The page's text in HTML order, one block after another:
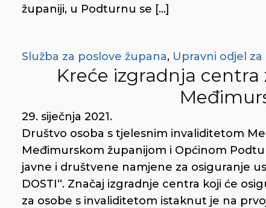
županiji, u Podturnu se […]
Služba za poslove župana, Upravni odjel
Kreće izgradnja
29. siječnja 2021.
Društvo osoba s tjelesnim invaliditetom
Međimurskom županijom i Općinom
javne i društvene namjene za osiguranje
DOSTI“. Značaj izgradnje centra koji će
za osobe s invaliditetom istaknut je na